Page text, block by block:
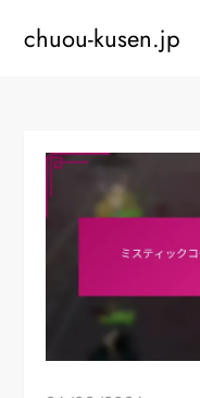
chuou-kusen.jp